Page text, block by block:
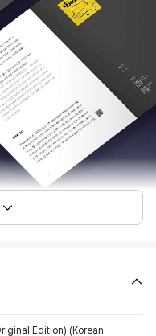
Edition) (Korean